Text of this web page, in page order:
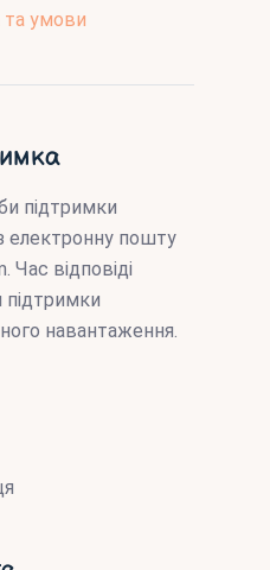
та умови
підтримки
електронну пошту
. Час відповіді
підтримки
навантаження.